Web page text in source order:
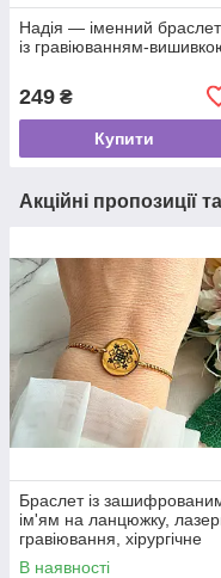
Надія — іменний браслет
із гравіюванням-
249 ₴
Купити
Акційні пропозиції
Браслет із
ім'ям на ланцюжку,
гравіювання, хірургічне
золото
В наявності